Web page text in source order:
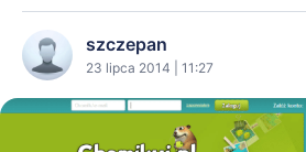
szczepan
23 lipca 2014 | 11:27